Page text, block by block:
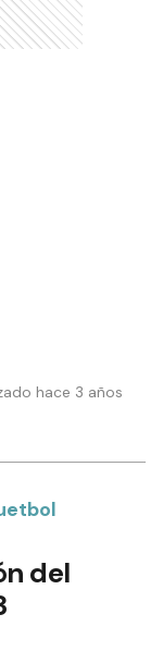
hace 3 años
del